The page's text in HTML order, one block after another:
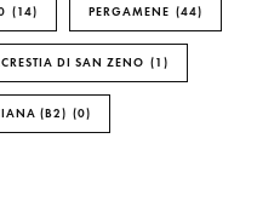
14 PERGAMENE 44
DI SAN ZENO 1
(B2) 0